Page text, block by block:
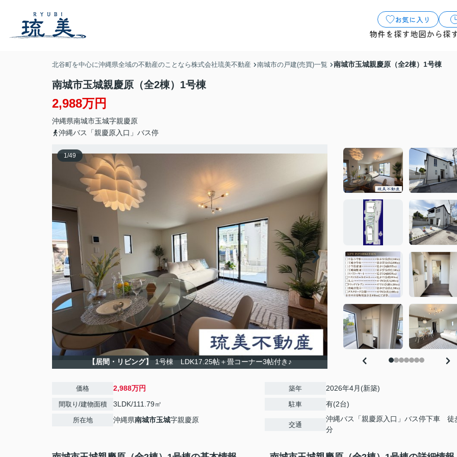
お気に入り
物件を探す地図から探
北谷町を中心に沖縄県全域の不動産のことなら株式会社琉美不動産 南城市の戸建(売買)一覧 南城市玉城親慶原（全2棟）1号棟
南城市玉城親慶原（全2棟）1号棟
2,988万円
沖縄県南城市玉城字親慶原
沖縄バス「親慶原入口」バス停
1/49
【居間・リビング】 1号棟 LDK17.25帖＋畳コーナー3帖付き♪
価格 2,988万円
間取り/建物面積 3LDK/111.79㎡
所在地 沖縄県南城市玉城字親慶原
築年 2026年4月(新築)
駐車 有(2台)
交通
沖縄バス「親慶原入口」バス停下車 徒
分